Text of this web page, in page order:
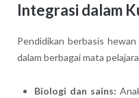
Integrasi dalam
Pendidikan berbasis
dalam berbagai mata
Biologi dan sains: